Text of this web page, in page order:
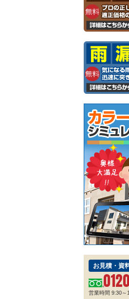
お見積・資
営業時間 9:30～